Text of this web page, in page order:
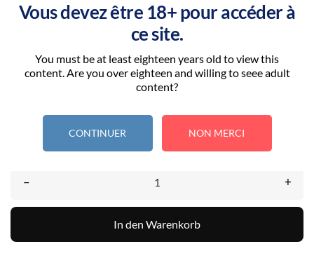
Vous devez être 18+ pour accéder à
ce site.
You must be at least eighteen years old to view this
content. Are you over eighteen and willing to seee adult
content?
CONTINUER NON MERCI
Les résistances Zenith sont aussi compatibles avec le
clearomiseur Zlide Innokin.
Les résistances Zenith sont fabriquées par Innokin.
– +
In den Warenkorb